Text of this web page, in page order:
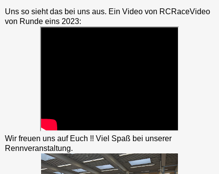
Uns so sieht das bei uns aus. Ein Video von RCRaceVideo
von Runde eins 2023:
Wir freuen uns auf Euch !! Viel Spaß bei unserer
Rennveranstaltung.